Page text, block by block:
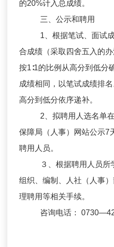
的20%计入总成绩。
三、公示和聘用
1、根据笔试、面试
合成绩（采取四舍五入的
按1∶1的比例从高分到低分
成绩相同，以笔试成绩排
高分到低分依序递补。
2、拟聘用人选名单
保障局（人事）网站公示7
聘用人员。
３、根据聘用人员
组织、编制、人社（人事
理聘用等相关手续。
咨询电话：